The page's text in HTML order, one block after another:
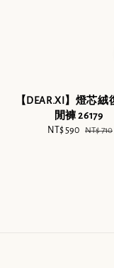
【DEAR.XI】燈芯絨
閒褲 26179
Sale
NT$ 590 Regular
NT$ 710